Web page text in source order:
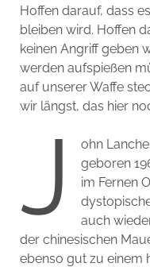
Hoffen darauf, dass
bleiben wird. Hoffen
keinen Angriff geben
werden aufspießen
auf unserer Waffe
wir längst, das hier
J
ohn
geboren
im Fernen
auch
der chinesischen
ebenso gut zu einem